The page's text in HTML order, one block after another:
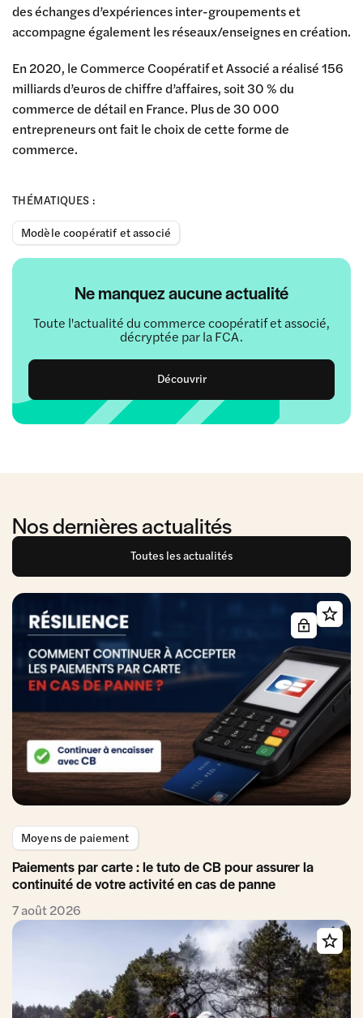
THÉMATIQUES :
Modèle coopératif et associé
Ne manquez aucune actualité
Toute l'actualité du commerce coopératif et associé,
décryptée par la FCA.
Découvrir
des échanges d’expériences inter-groupements et
accompagne également les réseaux/enseignes en création.
En 2020, le Commerce Coopératif et Associé a réalisé 156
milliards d’euros de chiffre d’affaires, soit 30 % du
commerce de détail en France. Plus de 30 000
entrepreneurs ont fait le choix de cette forme de
commerce.
Nos dernières actualités
Toutes les actualités
Moyens de paiement
Paiements par carte : le tuto de CB pour assurer la
continuité de votre activité en cas de panne
7 août 2026